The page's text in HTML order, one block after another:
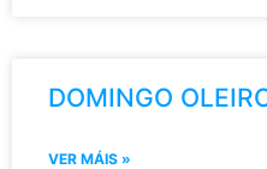
DOMINGO
VER MÁIS »